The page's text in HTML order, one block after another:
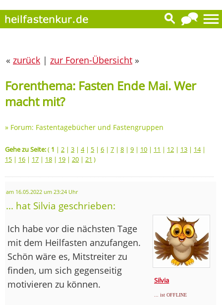
« zurück | zur Foren-Übersicht »
Forenthema: Fasten Ende Mai. Wer
macht mit?
» Forum: Fastentagebücher und Fastengruppen
Gehe zu Seite:( 1 | 2 | 3 | 4| 5 | 6 | 7 | 8 | 9 | 10 | 11 | 12 | 13 | 14|
15 | 16 | 17 | 18 | 19 | 20 | 21 )
am 16.05.2022 um 23:24 Uhr
... hat Silvia geschrieben:
Silvia
... ist OFFLINE
Ich habe vor die nächsten Tage
mit dem Heilfasten anzufangen.
Schön wäre es, Mitstreiter zu
finden, um sich gegenseitig
motivieren zu können.